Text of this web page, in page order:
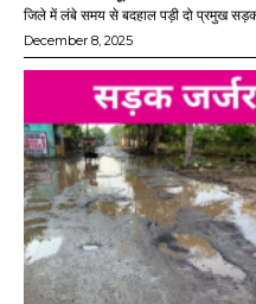
जिले में लंबे समय से बदहाल पड़ी दो प्रमुख
December 8, 2025